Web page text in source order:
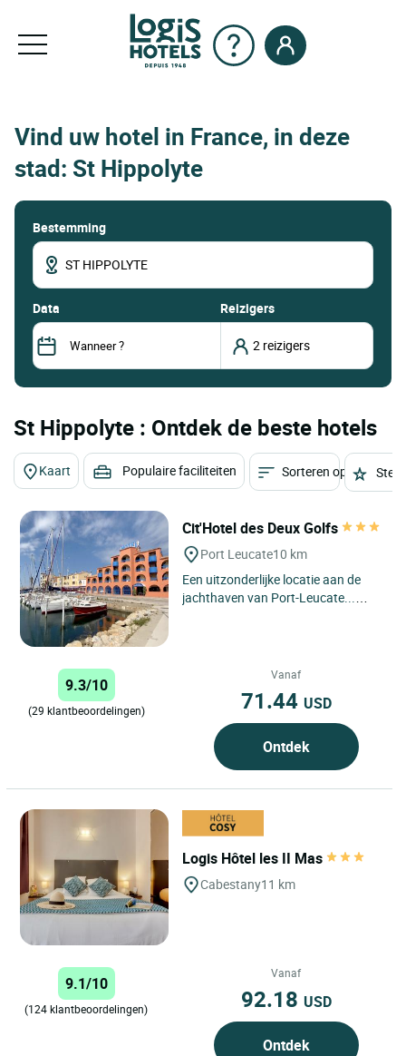
Vind uw hotel in France, in deze
stad: St Hippolyte
Bestemming
data Reizigers
St Hippolyte : Ontdek de beste hotels
Kaart Populaire faciliteiten Sorteren op
Cit'Hotel des Deux Golfs
Port Leucate10 km
Een uitzonderlijke locatie aan de
jachthaven van Port-Leucate...
9.3/10
(29 klantbeoordelingen)
Vanaf
71.44 USD
Ontdek
Logis Hôtel les II Mas
Cabestany11 km
9.1/10
(124 klantbeoordelingen)
Vanaf
92.18 USD
Ontdek